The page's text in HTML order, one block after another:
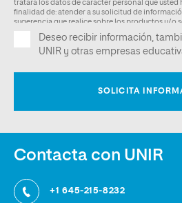
Contacta con UNIR
+1 645-215-8232